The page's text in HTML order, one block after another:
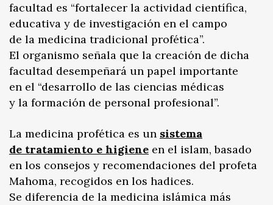
facultad es “fortalecer la actividad científica,
educativa y de investigación en el campo
de la medicina tradicional profética”.
El organismo señala que la creación de dicha
facultad desempeñará un papel importante
en el “desarrollo de las ciencias médicas
y la formación de personal profesional”.
La medicina profética es un sistema
de tratamiento e higiene en el islam, basado
en los consejos y recomendaciones del profeta
Mahoma, recogidos en los hadices.
Se diferencia de la medicina islámica más